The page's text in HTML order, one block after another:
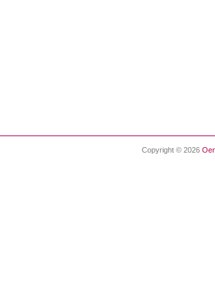
Copyright © 2026